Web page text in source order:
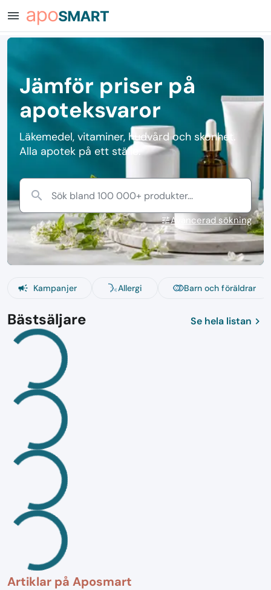
menu
Jämför priser på
apoteksvaror
Läkemedel, vitaminer, hudvård och skönhet.
Alla apotek på ett ställe.
search Sök bland 100 000+ produkter...
tuneAvancerad sökning
campaign Kampanjer Allergi Barn och föräldrar
Bästsäljare Se hela listan chevron_right
Artiklar på Aposmart